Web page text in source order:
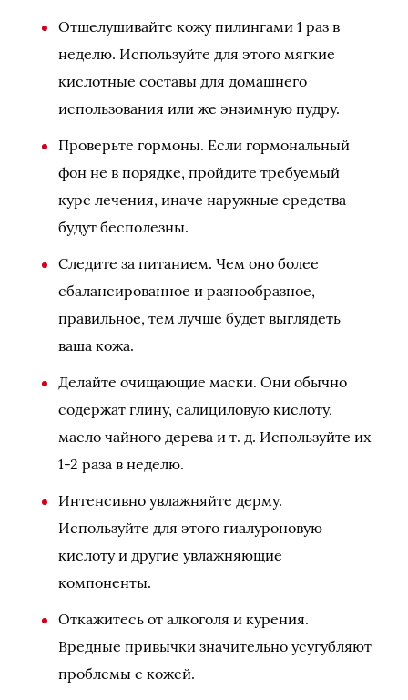
Отшелушивайте кожу пилингами 1 раз в
неделю. Используйте для этого мягкие
кислотные составы для домашнего
использования или же энзимную пудру.
Проверьте гормоны. Если гормональный
фон не в порядке, пройдите требуемый
курс лечения, иначе наружные средства
будут бесполезны.
Следите за питанием. Чем оно более
сбалансированное и разнообразное,
правильное, тем лучше будет выглядеть
ваша кожа.
Делайте очищающие маски. Они обычно
содержат глину, салициловую кислоту,
масло чайного дерева и т. д. Используйте их
1-2 раза в неделю.
Интенсивно увлажняйте дерму.
Используйте для этого гиалуроновую
кислоту и другие увлажняющие
компоненты.
Откажитесь от алкоголя и курения.
Вредные привычки значительно усугубляют
проблемы с кожей.